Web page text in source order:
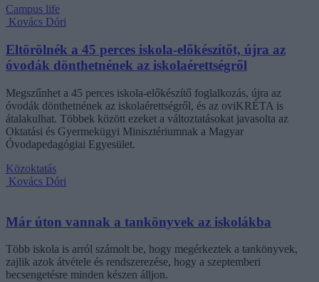
Campus life
Kovács Dóri
Eltörölnék a 45 perces iskola-előkészítőt, újra az
óvodák dönthetnének az iskolaérettségről
Megszűnhet a 45 perces iskola-előkészítő foglalkozás, újra az
óvodák dönthetnének az iskolaérettségről, és az oviKRÉTA is
átalakulhat. Többek között ezeket a változtatásokat javasolta az
Oktatási és Gyermekügyi Minisztériumnak a Magyar
Óvodapedagógiai Egyesület.
Közoktatás
Kovács Dóri
Már úton vannak a tankönyvek az iskolákba
Több iskola is arról számolt be, hogy megérkeztek a tankönyvek,
zajlik azok átvétele és rendszerezése, hogy a szeptemberi
becsengetésre minden készen álljon.